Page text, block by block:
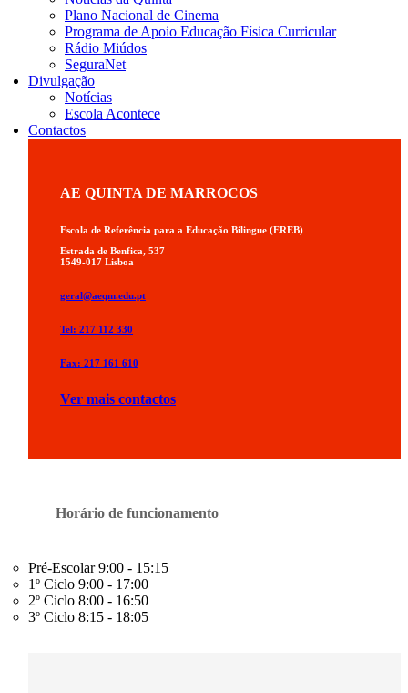
Plano Nacional de Cinema
Programa de Apoio Educação Física Curricular
Rádio Miúdos
SeguraNet
Divulgação
Notícias
Escola Acontece
Contactos
AE QUINTA DE MARROCOS
Escola de Referência para a Educação Bilingue (EREB)
Estrada de Benfica, 537
1549-017 Lisboa
geral@aeqm.edu.pt
Tel: 217 112 330
Fax: 217 161 610
Ver mais contactos
Horário de funcionamento
Pré-Escolar9:00 - 15:15
1º Ciclo 9:00 - 17:00
2º Ciclo 8:00 - 16:50
3º Ciclo 8:15 - 18:05